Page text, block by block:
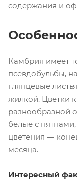
содержания и
Камбрия имеет
псевдобульбы,
глянцевые
жилкой. Цветки
разнообразной
белые с
цветения —
месяца.
Интересный